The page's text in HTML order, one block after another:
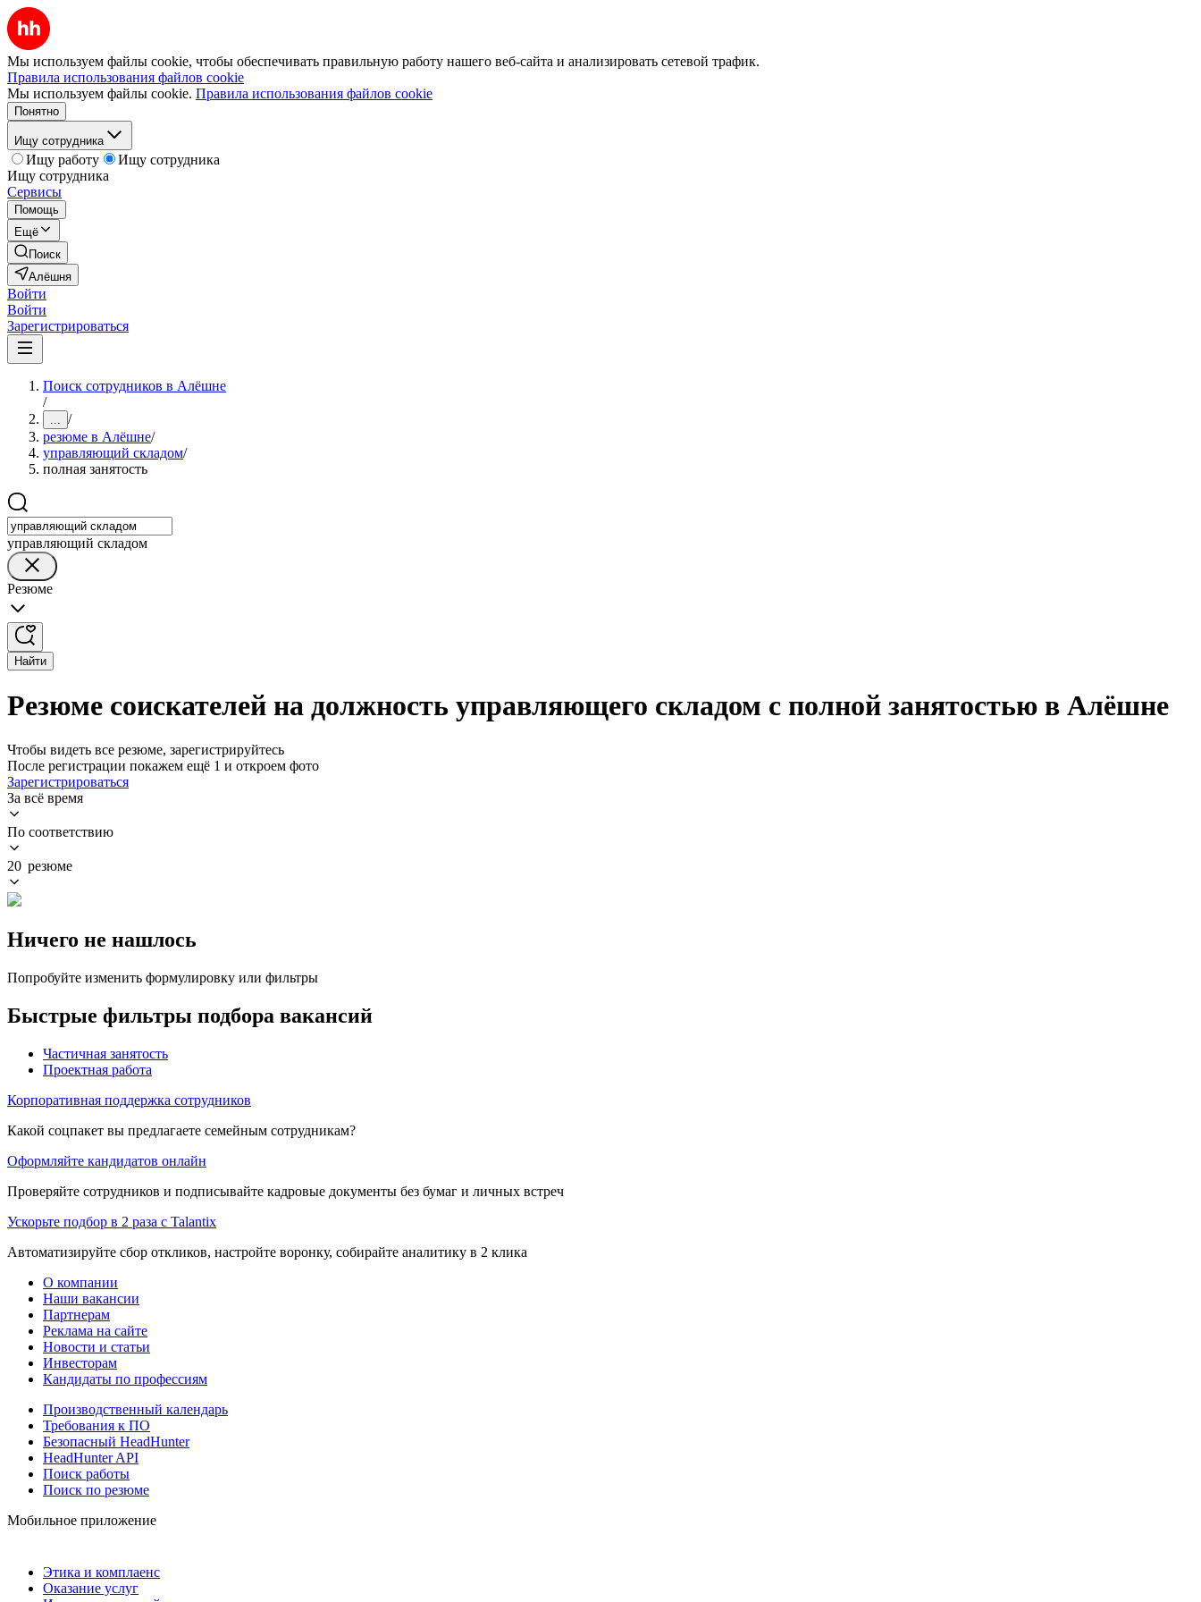
Мы используем файлы cookie, чтобы обеспечивать правильную работу нашего веб-сайта и анализировать сетевой трафик.
Правила использования файлов cookie
Мы используем файлы cookie. Правила использования файлов cookie
Понятно
Ищу сотрудника
Ищу работу
Ищу сотрудника
Ищу сотрудника
Сервисы
Помощь
Ещё
Поиск
Алёшня
Войти
Войти
Зарегистрироваться
Поиск сотрудников в Алёшне
/
... /
резюме в Алёшне/
управляющий складом/
полная занятость
управляющий складом
Резюме
Найти
Резюме соискателей на должность управляющего складом с полной занятостью в Алёшне
Чтобы видеть все резюме, зарегистрируйтесь
После регистрации покажем ещё 1 и откроем фото
Зарегистрироваться
За всё время
По соответствию
20 резюме
Ничего не нашлось
Попробуйте изменить формулировку или фильтры
Быстрые фильтры подбора вакансий
Частичная занятость
Проектная работа
Корпоративная поддержка сотрудников
Какой соцпакет вы предлагаете семейным сотрудникам?
Оформляйте кандидатов онлайн
Проверяйте сотрудников и подписывайте кадровые документы без бумаг и личных встреч
Ускорьте подбор в 2 раза с Talantix
Автоматизируйте сбор откликов, настройте воронку, собирайте аналитику в 2 клика
О компании
Наши вакансии
Партнерам
Реклама на сайте
Новости и статьи
Инвесторам
Кандидаты по профессиям
Производственный календарь
Требования к ПО
Безопасный HeadHunter
HeadHunter API
Поиск работы
Поиск по резюме
Мобильное приложение
Этика и комплаенс
Оказание услуг